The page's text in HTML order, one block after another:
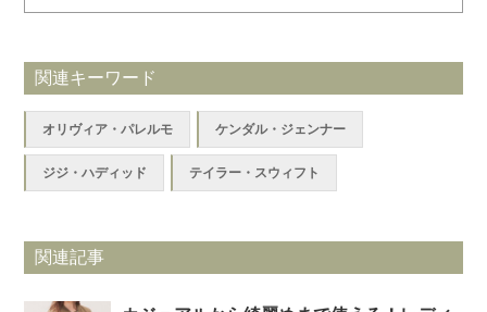
関連キーワード
オリヴィア・パレルモ ケンダル・ジェンナー
ジジ・ハディッド テイラー・スウィフト
関連記事